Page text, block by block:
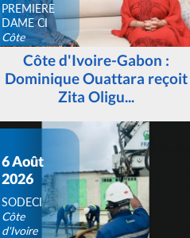
PREMIERE
DAME CI
Côte
d'IvoireCôte d'Ivoire-Gabon :
Dominique Ouattara reçoit
Zita Oligu...
6 Août
2026
SODECI
Côte
d'Ivoire